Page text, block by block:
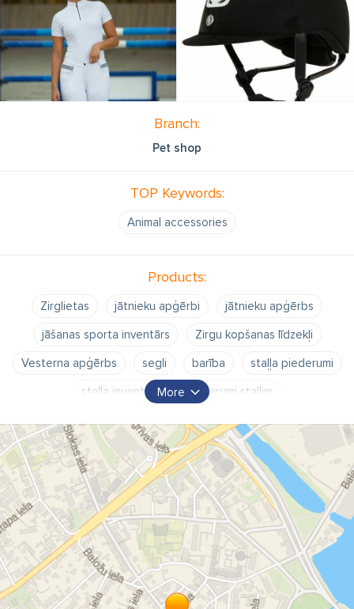
Branch:
Pet shop
TOP Keywords:
Animal accessories
Products:
Zirglietas jātnieku apģērbi
jātnieku apģērbs
jāšanas sporta inventārs
Zirgu kopšanas līdzekļi
Vesterna apģērbs
segli barība
staļļa piederumi
staļļa inventārs
Piederumi stallim
Pakavi
Kāpšļi Pieši
More